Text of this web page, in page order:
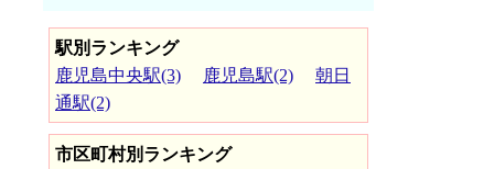
駅別ランキング
鹿児島中央駅(3)
鹿児島駅(2)
朝日
通駅(2)
市区町村別ランキング